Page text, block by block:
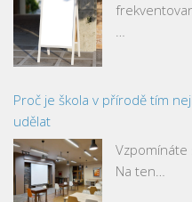
…
Proč je škola v přírodě tím
udělat
Vzpomínáte
Na ten…